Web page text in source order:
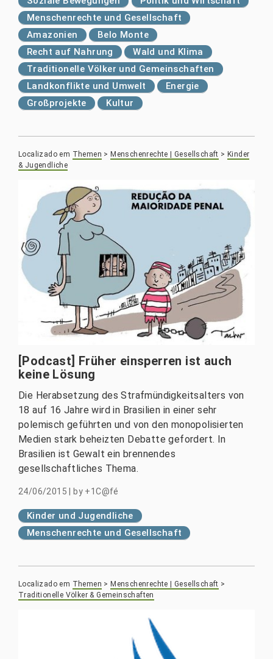
Menschenrechte und Gesellschaft
Amazonien
Belo Monte
Recht auf Nahrung
Wald und Klima
Traditionelle Völker und Gemeinschaften
Landkonflikte und Umwelt
Energie
Großprojekte
Kultur
Localizado em Themen > Menschenrechte | Gesellschaft > Kinder
& Jugendliche
[Podcast] Früher einsperren ist auch
keine Lösung
Die Herabsetzung des Strafmündigkeitsalters von
18 auf 16 Jahre wird in Brasilien in einer sehr
polemisch geführten und von den monopolisierten
Medien stark beheizten Debatte gefordert. In
Brasilien ist Gewalt ein brennendes
gesellschaftliches Thema.
24/06/2015 by +1C@fé
Kinder und Jugendliche
Menschenrechte und Gesellschaft
Localizado em Themen >Menschenrechte | Gesellschaft >
Traditionelle Völker & Gemeinschaften